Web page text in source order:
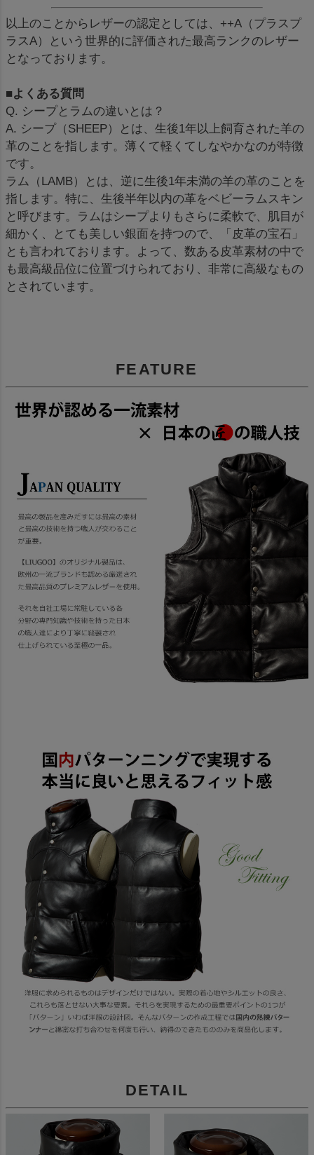
以上のことからレザーの認定としては、++A（プラスプ
ラスA）という世界的に評価された最高ランクのレザー
となっております。
■よくある質問
Q. シープとラムの違いとは？
A. シープ（SHEEP）とは、生後1年以上飼育された羊の
革のことを指します。薄くて軽くてしなやかなのが特徴
です。
ラム（LAMB）とは、逆に生後1年未満の羊の革のことを
指します。特に、生後半年以内の革をベビーラムスキン
と呼びます。ラムはシープよりもさらに柔軟で、肌目が
細かく、とても美しい銀面を持つので、「皮革の宝石」
とも言われております。よって、数ある皮革素材の中で
も最高級品位に位置づけられており、非常に高級なもの
とされています。
FEATURE
DETAIL